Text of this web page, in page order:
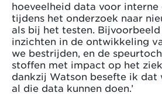
hoeveelheid data voor interne
tijdens het onderzoek naar
als bij het testen.
inzichten in de ontwikkeling
we bestrijden, en de
stoffen met impact op het
dankzij Watson besefte ik dat
al die data kunnen doen.’